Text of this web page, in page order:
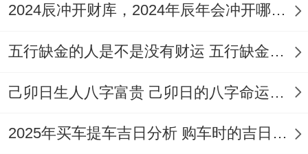
挑选吉日固然核心- 但也有部分传统的禁忌
得留意，避免在过程中无意冒犯？首要的是
年7月12日（岁破）与7月24日（月破） -这
迁等大事！
2024辰冲开财库，2024年辰年会冲开哪些人的财库
五行缺金的人是不是没有财运 五行缺金的人命运好不好
己卯日生人八字富贵 己卯日的八字命运如何
2025年买车提车吉日分析 购车时的吉日与禁忌